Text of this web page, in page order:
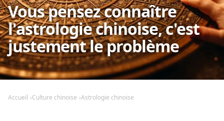
Vous pensez connaître
l'astrologie chinoise, c'est
justement le problème
Accueil Culture chinoise Astrologie chinoise